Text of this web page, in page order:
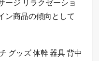
ージ リラクゼーショ
ン商品の傾向として
グッズ 体幹 器具 背中